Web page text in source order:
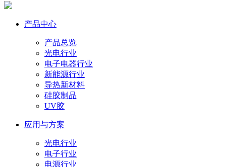
产品中心
产品总览
光电行业
电子电器行业
新能源行业
导热新材料
硅胶制品
UV胶
应用与方案
光电行业
电子行业
电源行业